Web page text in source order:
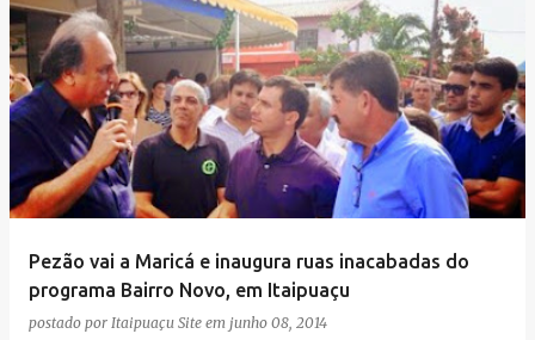
Pezão vai a Maricá e inaugura ruas inacabadas do
programa Bairro Novo, em Itaipuaçu
postado por Itaipuaçu Site em junho 08, 2014